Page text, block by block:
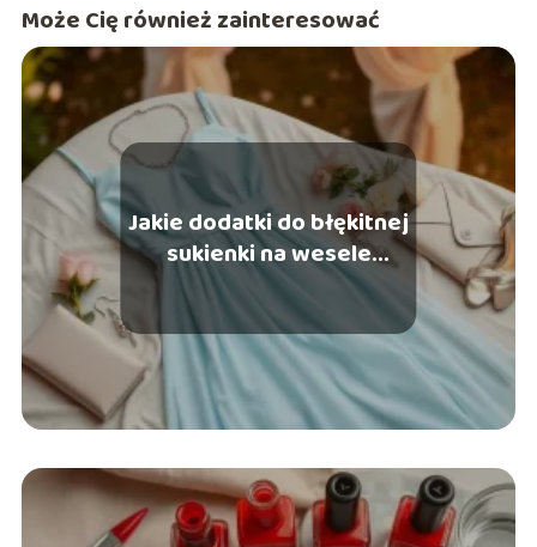
wskazówek, które pomagają czytelnikom budować
pewność siebie poprzez autentyczny i przemyślany styl.
Może Cię również zainteresować
Jakie dodatki do błękitnej
sukienki na wesele
wybrać?